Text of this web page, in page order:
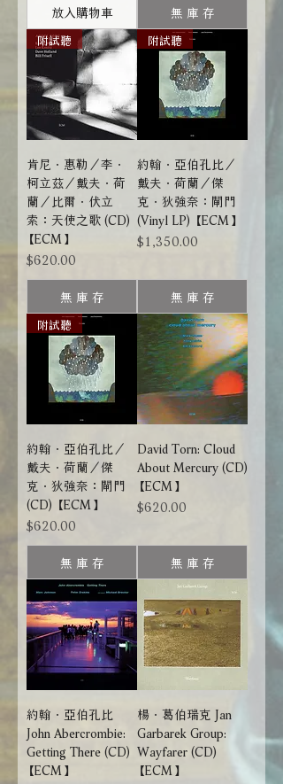
放入購物車
無 庫 存
附試聽
肯尼．惠勒／李．
柯立茲／戴夫．荷
蘭／比爾．伏立
索：天使之歌 (CD)
【ECM】
價格
$620.00
無 庫 存
附試聽
約翰．亞伯孔比／
戴夫．荷蘭／傑
克．狄強奈：閘門
(Vinyl LP) 【ECM】
價格
$1,350.00
無 庫 存
附試聽
約翰．亞伯孔比／
戴夫．荷蘭／傑
克．狄強奈：閘門
(CD) 【ECM】
價格
$620.00
無 庫 存
David Torn: Cloud
About Mercury (CD)
【ECM】
價格
$620.00
無 庫 存
約翰．亞伯孔比
John Abercrombie:
Getting There (CD)
【ECM】
楊．葛伯瑞克 Jan
Garbarek Group:
Wayfarer (CD)
【ECM】